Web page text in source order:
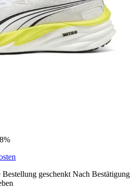
geschenkt Nach Bestätigung